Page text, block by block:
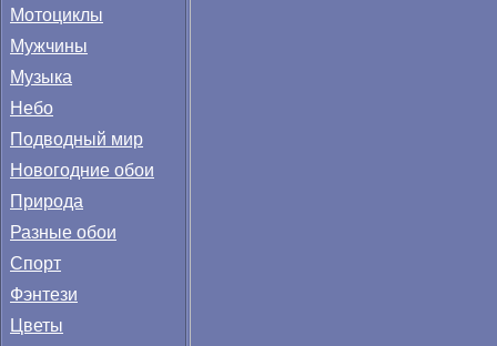
Мотоциклы
Мужчины
Музыка
Небо
Подводный мир
Новогодние обои
Природа
Разные обои
Спорт
Фэнтези
Цветы